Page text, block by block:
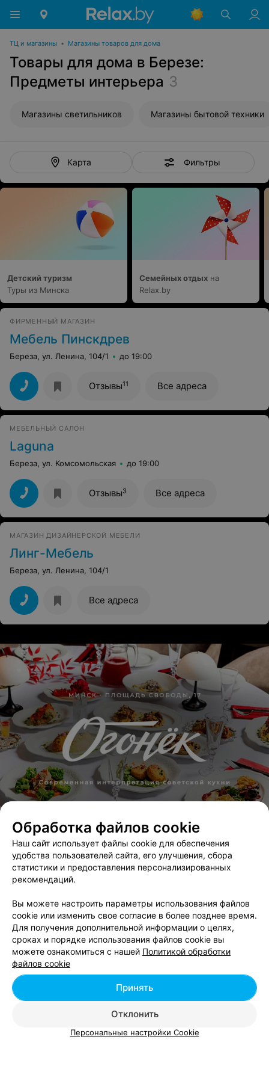
ТЦ и магазины • Магазины товаров для дома
Товары для дома в Березе:
Предметы интерьера 3
Магазины светильников Магазины бытовой техники
Карта Фильтры
Детский туризм
Туры из Минска
Семейных отдых на
Relax.by
ФИРМЕННЫЙ МАГАЗИН
Мебель Пинскдрев
Береза, ул. Ленина, 104/1 до 19:00
Отзывы11 Все адреса
МЕБЕЛЬНЫЙ САЛОН
Laguna
Береза, ул. Комсомольская до 19:00
Отзывы3 Все адреса
МАГАЗИН ДИЗАЙНЕРСКОЙ МЕБЕЛИ
Линг-Мебель
Береза, ул. Ленина, 104/1
Все адреса
ЭФФЕКТИВНАЯ РЕКЛАМА НА САЙТЕ
Добавить компанию
Добавить специалиста
Обработка файлов cookie
Наш сайт использует файлы cookie для обеспечения
удобства пользователей сайта, его улучшения, сбора
статистики и предоставления персонализированных
рекомендаций.
Вы можете настроить параметры использования файлов
cookie или изменить свое согласие в более позднее время.
Для получения дополнительной информации о целях,
сроках и порядке использования файлов cookie вы
можете ознакомиться с нашей Политикой обработки
файлов cookie
Отклонить
Принять
Персональные настройки Cookie